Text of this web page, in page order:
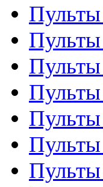
Пульты